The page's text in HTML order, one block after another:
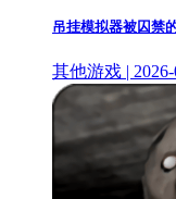
吊挂模拟器被囚禁
其他游戏 |